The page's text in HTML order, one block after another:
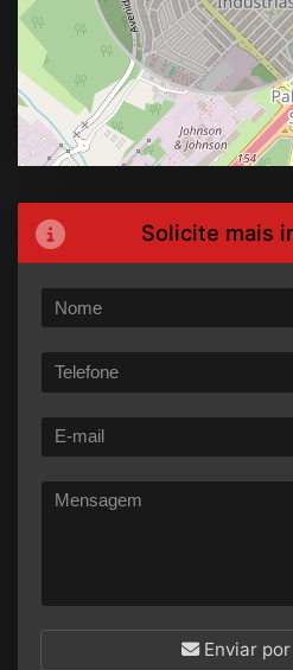
Solicite mais
Enviar